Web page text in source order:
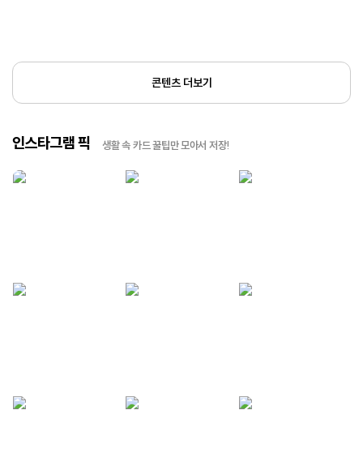
콘텐츠 더보기
인스타그램 픽 생활 속 카드 꿀팁만 모아서 저장!